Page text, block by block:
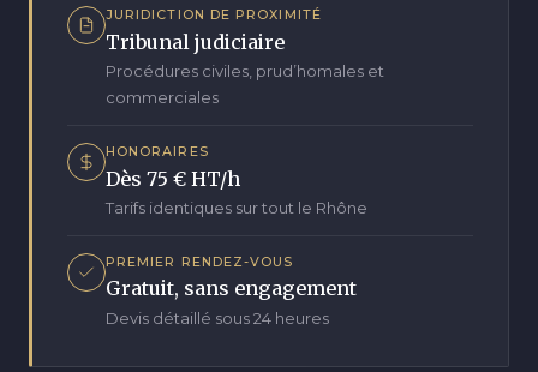
JURIDICTION DE PROXIMITÉ
Tribunal judiciaire
Procédures civiles, prud’homales et
commerciales
HONORAIRES
Dès 75 € HT/h
Tarifs identiques sur tout le Rhône
PREMIER RENDEZ-VOUS
Gratuit, sans engagement
Devis détaillé sous 24 heures